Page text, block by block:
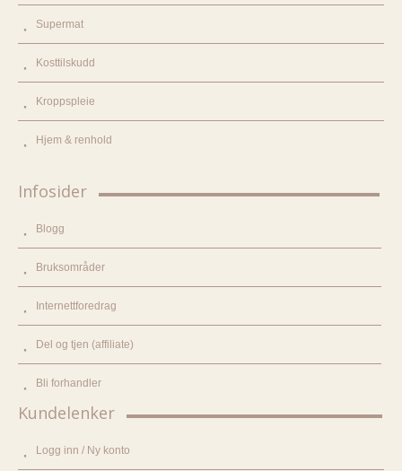
Supermat
Kosttilskudd
Kroppspleie
Hjem & renhold
Infosider
Blogg
Bruksområder
Internettforedrag
Del og tjen (affiliate)
Bli forhandler
Kundelenker
Logg inn / Ny konto